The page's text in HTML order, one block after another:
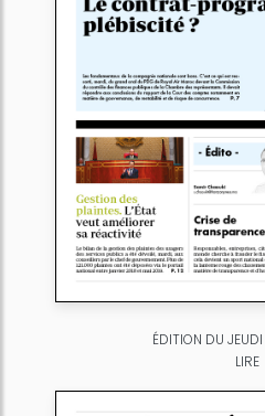
ÉDITION DU
LIRE